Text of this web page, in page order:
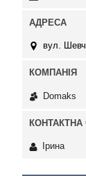
вул.
Domaks
Ірина